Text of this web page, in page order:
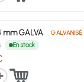
mm GALVA GALVANISÉ
En stock